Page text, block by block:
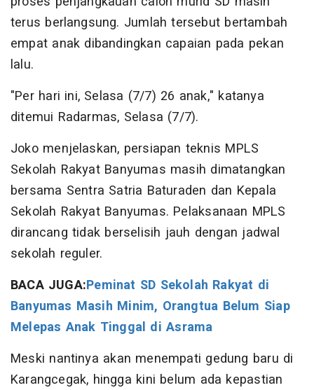
terus berlangsung. Jumlah tersebut bertambah
empat anak dibandingkan capaian pada pekan
lalu.
"Per hari ini, Selasa (7/7) 26 anak," katanya
ditemui Radarmas, Selasa (7/7).
Joko menjelaskan, persiapan teknis MPLS
Sekolah Rakyat Banyumas masih dimatangkan
bersama Sentra Satria Baturaden dan Kepala
Sekolah Rakyat Banyumas. Pelaksanaan MPLS
dirancang tidak berselisih jauh dengan jadwal
sekolah reguler.
BACA JUGA:Peminat SD Sekolah Rakyat di
Banyumas Masih Minim, Orangtua Belum Siap
Melepas Anak Tinggal di Asrama
Meski nantinya akan menempati gedung baru di
Karangcegak, hingga kini belum ada kepastian